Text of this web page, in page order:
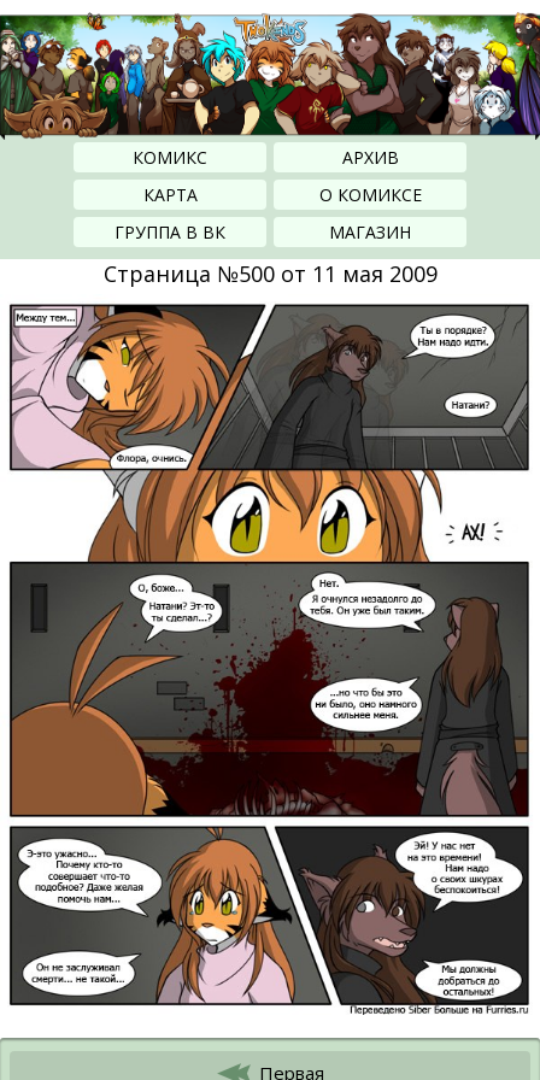
КОМИКС
АРХИВ
КАРТА
О КОМИКСЕ
ГРУППА В ВК
МАГАЗИН
Страница №500 от 11 мая 2009
Первая